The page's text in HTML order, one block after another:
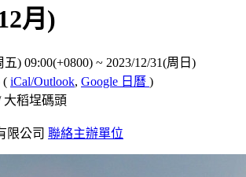
月)
五) 09:00(+0800) ~ 2023/12/31(周日)
( iCal/Outlook, Google 日曆 )
大稻埕碼頭
限公司 聯絡主辦單位